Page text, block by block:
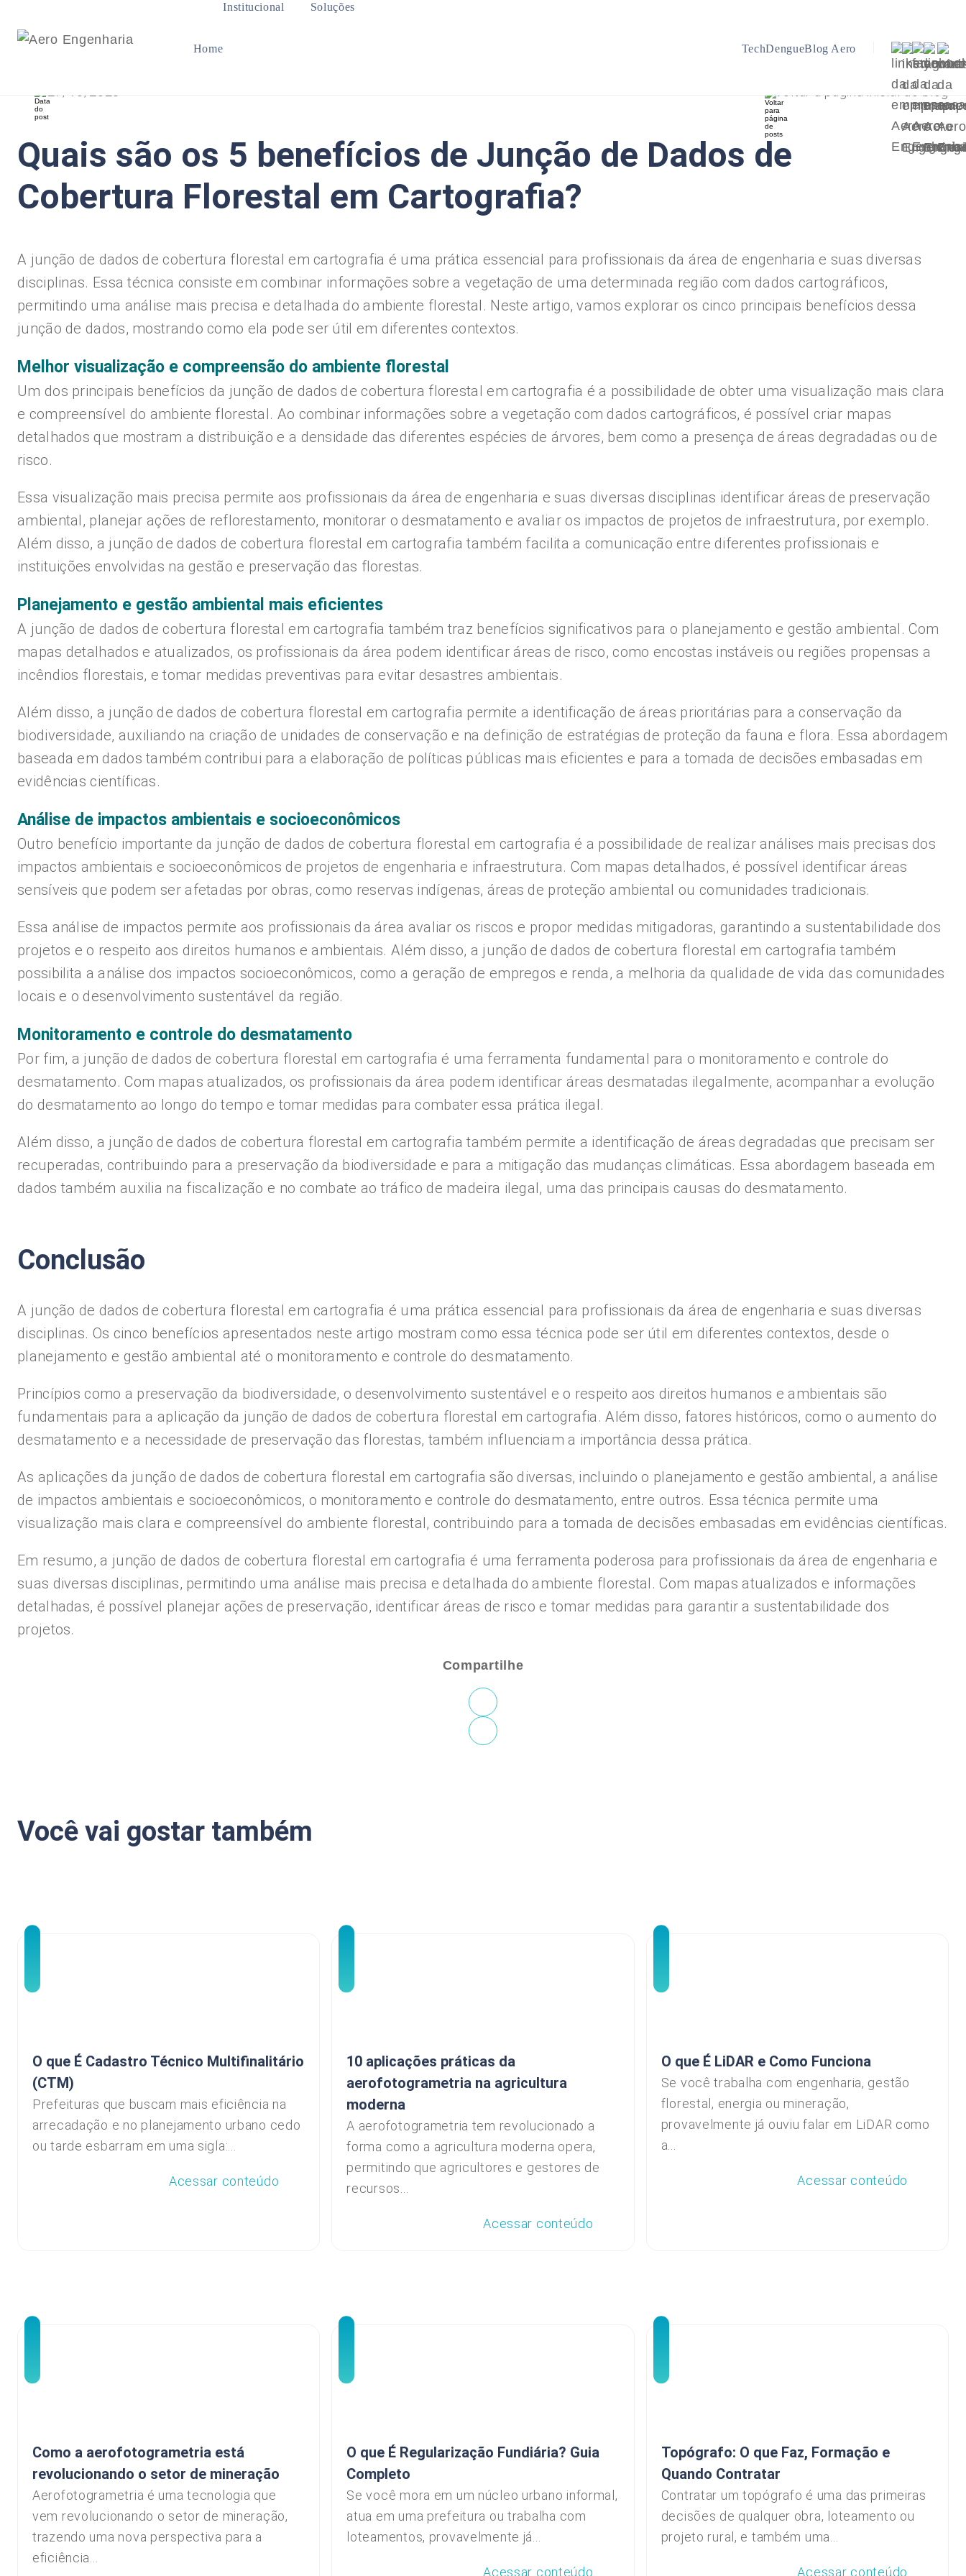
Home
Institucional Soluções
TechDengueBlog Aero
Voltar a página inicial do blog
Quais são os 5 benefícios de Junção de Dados de
Cobertura Florestal em Cartografia?
A junção de dados de cobertura florestal em cartografia é uma prática essencial para profissionais da área de engenharia e suas diversas
disciplinas. Essa técnica consiste em combinar informações sobre a vegetação de uma determinada região com dados cartográficos,
permitindo uma análise mais precisa e detalhada do ambiente florestal. Neste artigo, vamos explorar os cinco principais benefícios dessa
junção de dados, mostrando como ela pode ser útil em diferentes contextos.
Melhor visualização e compreensão do ambiente florestal
Um dos principais benefícios da junção de dados de cobertura florestal em cartografia é a possibilidade de obter uma visualização mais clara
e compreensível do ambiente florestal. Ao combinar informações sobre a vegetação com dados cartográficos, é possível criar mapas
detalhados que mostram a distribuição e a densidade das diferentes espécies de árvores, bem como a presença de áreas degradadas ou de
risco.
Essa visualização mais precisa permite aos profissionais da área de engenharia e suas diversas disciplinas identificar áreas de preservação
ambiental, planejar ações de reflorestamento, monitorar o desmatamento e avaliar os impactos de projetos de infraestrutura, por exemplo.
Além disso, a junção de dados de cobertura florestal em cartografia também facilita a comunicação entre diferentes profissionais e
instituições envolvidas na gestão e preservação das florestas.
Planejamento e gestão ambiental mais eficientes
A junção de dados de cobertura florestal em cartografia também traz benefícios significativos para o planejamento e gestão ambiental. Com
mapas detalhados e atualizados, os profissionais da área podem identificar áreas de risco, como encostas instáveis ou regiões propensas a
incêndios florestais, e tomar medidas preventivas para evitar desastres ambientais.
Além disso, a junção de dados de cobertura florestal em cartografia permite a identificação de áreas prioritárias para a conservação da
biodiversidade, auxiliando na criação de unidades de conservação e na definição de estratégias de proteção da fauna e flora. Essa abordagem
baseada em dados também contribui para a elaboração de políticas públicas mais eficientes e para a tomada de decisões embasadas em
evidências científicas.
Análise de impactos ambientais e socioeconômicos
Outro benefício importante da junção de dados de cobertura florestal em cartografia é a possibilidade de realizar análises mais precisas dos
impactos ambientais e socioeconômicos de projetos de engenharia e infraestrutura. Com mapas detalhados, é possível identificar áreas
sensíveis que podem ser afetadas por obras, como reservas indígenas, áreas de proteção ambiental ou comunidades tradicionais.
Essa análise de impactos permite aos profissionais da área avaliar os riscos e propor medidas mitigadoras, garantindo a sustentabilidade dos
projetos e o respeito aos direitos humanos e ambientais. Além disso, a junção de dados de cobertura florestal em cartografia também
possibilita a análise dos impactos socioeconômicos, como a geração de empregos e renda, a melhoria da qualidade de vida das comunidades
locais e o desenvolvimento sustentável da região.
Monitoramento e controle do desmatamento
Por fim, a junção de dados de cobertura florestal em cartografia é uma ferramenta fundamental para o monitoramento e controle do
desmatamento. Com mapas atualizados, os profissionais da área podem identificar áreas desmatadas ilegalmente, acompanhar a evolução
do desmatamento ao longo do tempo e tomar medidas para combater essa prática ilegal.
Além disso, a junção de dados de cobertura florestal em cartografia também permite a identificação de áreas degradadas que precisam ser
recuperadas, contribuindo para a preservação da biodiversidade e para a mitigação das mudanças climáticas. Essa abordagem baseada em
dados também auxilia na fiscalização e no combate ao tráfico de madeira ilegal, uma das principais causas do desmatamento.
Conclusão
A junção de dados de cobertura florestal em cartografia é uma prática essencial para profissionais da área de engenharia e suas diversas
disciplinas. Os cinco benefícios apresentados neste artigo mostram como essa técnica pode ser útil em diferentes contextos, desde o
planejamento e gestão ambiental até o monitoramento e controle do desmatamento.
Princípios como a preservação da biodiversidade, o desenvolvimento sustentável e o respeito aos direitos humanos e ambientais são
fundamentais para a aplicação da junção de dados de cobertura florestal em cartografia. Além disso, fatores históricos, como o aumento do
desmatamento e a necessidade de preservação das florestas, também influenciam a importância dessa prática.
As aplicações da junção de dados de cobertura florestal em cartografia são diversas, incluindo o planejamento e gestão ambiental, a análise
de impactos ambientais e socioeconômicos, o monitoramento e controle do desmatamento, entre outros. Essa técnica permite uma
visualização mais clara e compreensível do ambiente florestal, contribuindo para a tomada de decisões embasadas em evidências científicas.
Em resumo, a junção de dados de cobertura florestal em cartografia é uma ferramenta poderosa para profissionais da área de engenharia e
suas diversas disciplinas, permitindo uma análise mais precisa e detalhada do ambiente florestal. Com mapas atualizados e informações
detalhadas, é possível planejar ações de preservação, identificar áreas de risco e tomar medidas para garantir a sustentabilidade dos
projetos.
Compartilhe
Você vai gostar também
O que É Cadastro Técnico Multifinalitário
(CTM)
Prefeituras que buscam mais eficiência na
arrecadação e no planejamento urbano cedo
ou tarde esbarram em uma sigla:...
Acessar conteúdo
10 aplicações práticas da
aerofotogrametria na agricultura
moderna
A aerofotogrametria tem revolucionado a
forma como a agricultura moderna opera,
permitindo que agricultores e gestores de
recursos...
Acessar conteúdo
O que É LiDAR e Como Funciona
Se você trabalha com engenharia, gestão
florestal, energia ou mineração,
provavelmente já ouviu falar em LiDAR como
a...
Acessar conteúdo
Como a aerofotogrametria está
revolucionando o setor de mineração
Aerofotogrametria é uma tecnologia que
vem revolucionando o setor de mineração,
trazendo uma nova perspectiva para a
eficiência...
O que É Regularização Fundiária? Guia
Completo
Se você mora em um núcleo urbano informal,
atua em uma prefeitura ou trabalha com
loteamentos, provavelmente já...
Acessar conteúdo
Topógrafo: O que Faz, Formação e
Quando Contratar
Contratar um topógrafo é uma das primeiras
decisões de qualquer obra, loteamento ou
projeto rural, e também uma...
Acessar conteúdo